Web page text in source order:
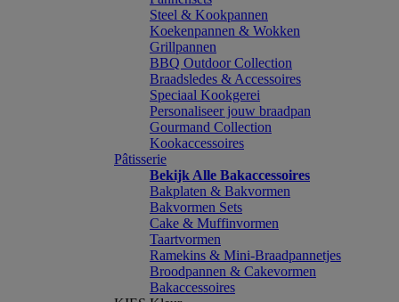
Steel & Kookpannen
Koekenpannen & Wokken
Grillpannen
BBQ Outdoor Collection
Braadsledes & Accessoires
Speciaal Kookgerei
Personaliseer jouw braadpan
Gourmand Collection
Kookaccessoires
Pâtisserie
Bekijk Alle Bakaccessoires
Bakplaten & Bakvormen
Bakvormen Sets
Cake & Muffinvormen
Taartvormen
Ramekins & Mini-Braadpannetjes
Broodpannen & Cakevormen
Bakaccessoires